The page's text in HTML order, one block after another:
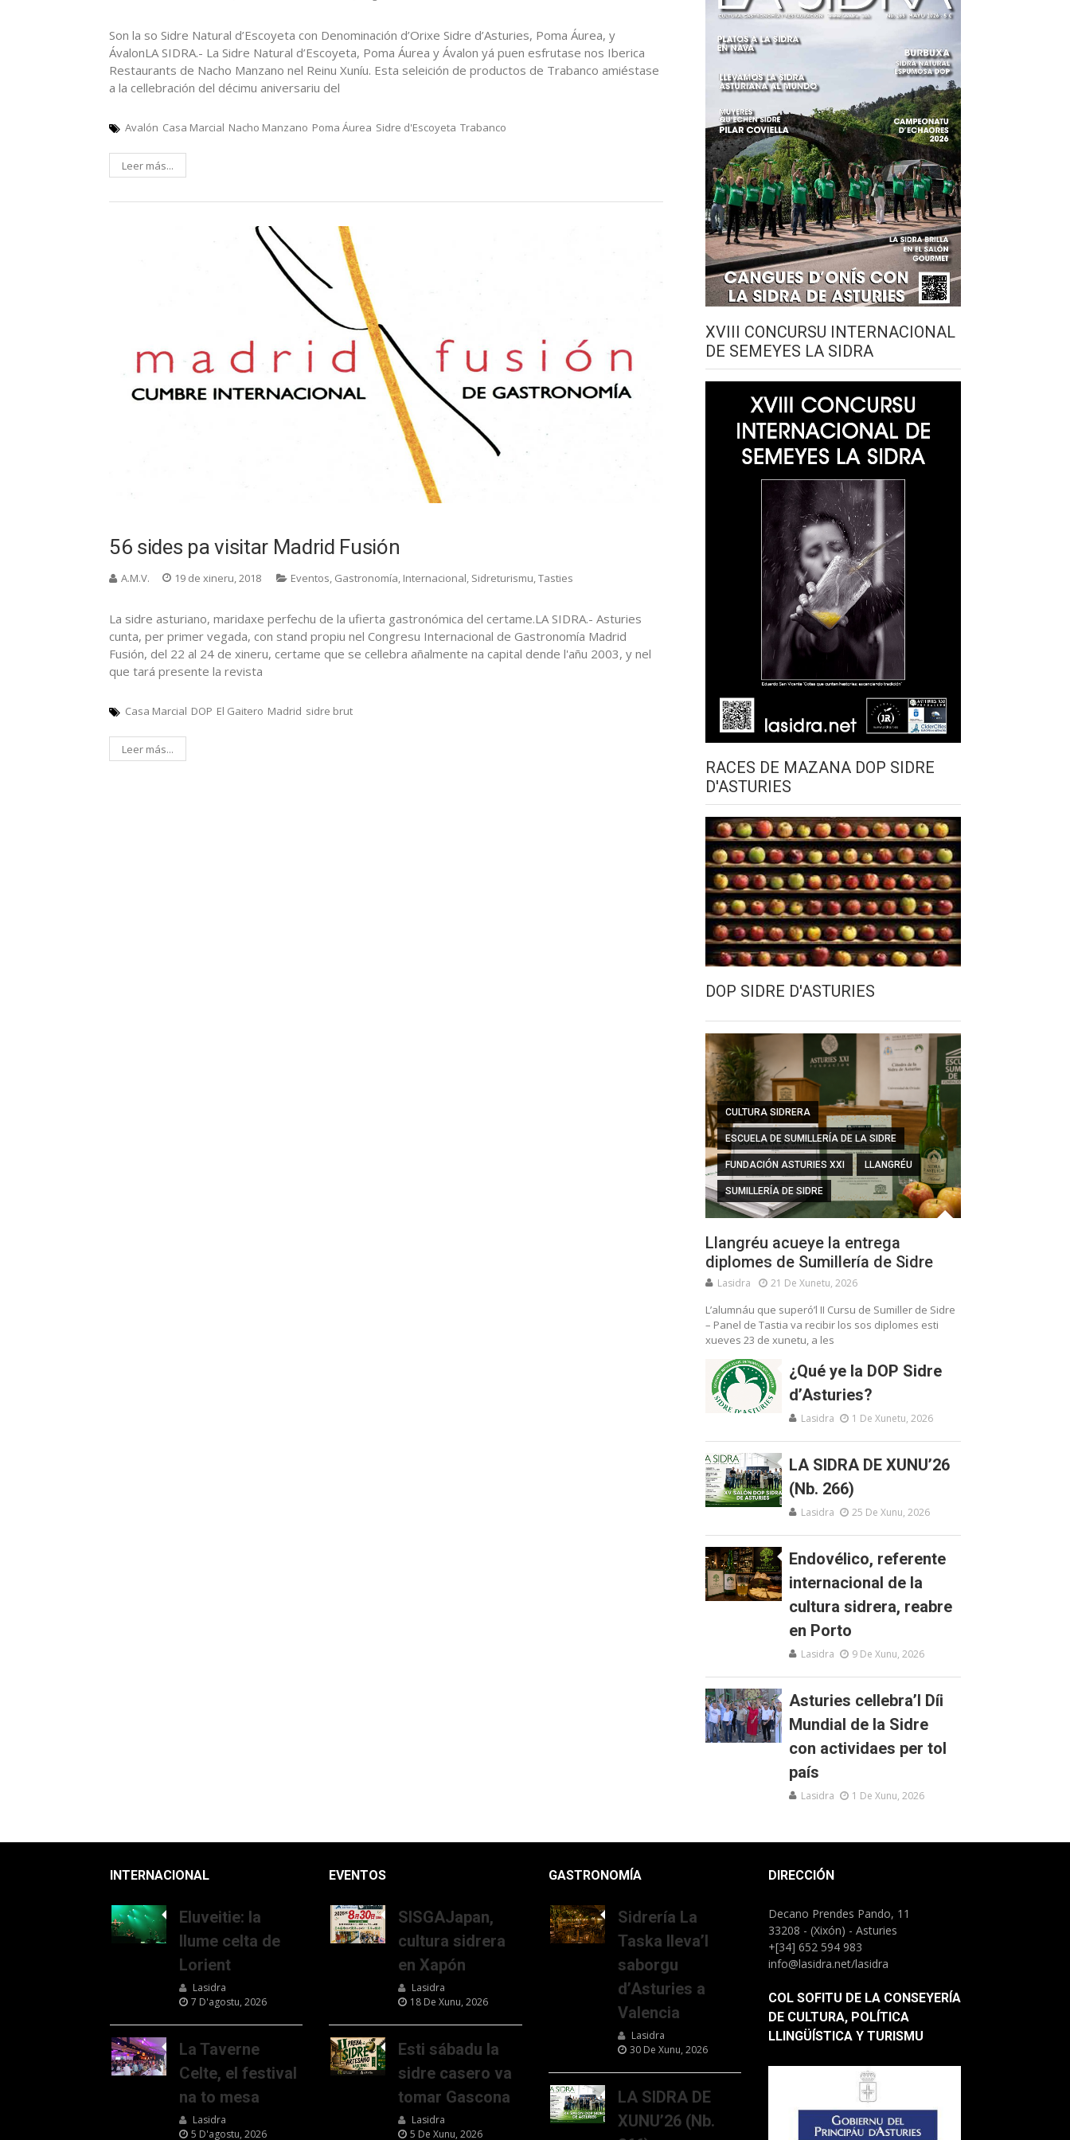
Son la so Sidre Natural d’Escoyeta con Denominación d’Orixe Sidre d’Asturies, Poma Áurea, y
ÁvalonLA SIDRA.- La Sidre Natural d’Escoyeta, Poma Áurea y Ávalon yá puen esfrutase nos Iberica
Restaurants de Nacho Manzano nel Reinu Xuníu. Esta seleición de productos de Trabanco amiéstase
a la cellebración del décimu aniversariu del
Avalón Casa Marcial Nacho Manzano Poma Áurea Sidre d'Escoyeta Trabanco
Leer más...
56 sides pa visitar Madrid Fusión
A.M.V. 19 de xineru, 2018 Eventos Gastronomía Internacional Sidreturismu Tasties
La sidre asturiano, maridaxe perfechu de la ufierta gastronómica del certame.LA SIDRA.- Asturies
cunta, per primer vegada, con stand propiu nel Congresu Internacional de Gastronomía Madrid
Fusión, del 22 al 24 de xineru, certame que se cellebra añalmente na capital dende l'añu 2003, y nel
que tará presente la revista
Casa Marcial DOP El Gaitero Madrid sidre brut
Leer más...
XVIII CONCURSU INTERNACIONAL
DE SEMEYES LA SIDRA
RACES DE MAZANA DOP SIDRE
D'ASTURIES
DOP SIDRE D'ASTURIES
CULTURA SIDRERA
ESCUELA DE SUMILLERÍA DE LA SIDRE
FUNDACIÓN ASTURIES XXI LLANGRÉU
SUMILLERÍA DE SIDRE
Llangréu acueye la entrega
diplomes de Sumillería de Sidre
Lasidra 21 De Xunetu, 2026
L’alumnáu que superó’l II Cursu de Sumiller de Sidre
– Panel de Tastia va recibir los sos diplomes esti
xueves 23 de xunetu, a les
¿Qué ye la DOP Sidre
d’Asturies?
Lasidra 1 De Xunetu, 2026
LA SIDRA DE XUNU’26
(Nb. 266)
Lasidra 25 De Xunu, 2026
Endovélico, referente
internacional de la
cultura sidrera, reabre
en Porto
Lasidra 9 De Xunu, 2026
Asturies cellebra’l Díi
Mundial de la Sidre
con actividaes per tol
país
Lasidra 1 De Xunu, 2026
INTERNACIONAL
Eluveitie: la
llume celta de
Lorient
Lasidra
7 D'agostu, 2026
La Taverne
Celte, el festival
na to mesa
Lasidra
5 D'agostu, 2026
EVENTOS
SISGAJapan,
cultura sidrera
en Xapón
Lasidra
18 De Xunu, 2026
Esti sábadu la
sidre casero va
tomar Gascona
Lasidra
5 De Xunu, 2026
GASTRONOMÍA
Sidrería La
Taska lleva’l
saborgu
d’Asturies a
Valencia
Lasidra
30 De Xunu, 2026
LA SIDRA DE
XUNU’26 (Nb.
DIRECCIÓN
Decano Prendes Pando, 11
33208 - (Xixón) - Asturies
+[34] 652 594 983
info@lasidra.net/lasidra
COL SOFITU DE LA CONSEYERÍA
DE CULTURA, POLÍTICA
LLINGÜÍSTICA Y TURISMU